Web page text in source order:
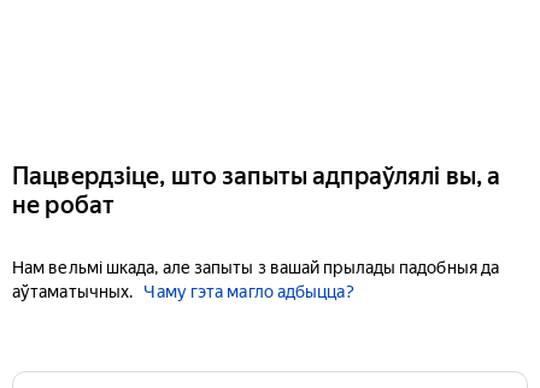
Пацвердзіце, што запыты адпраўлялі вы, а
не робат
Нам вельмі шкада, але запыты з вашай прылады падобныя да
аўтаматычных.
Чаму гэта магло адбыцца?